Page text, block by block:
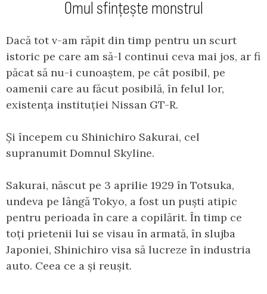
Omul sfințește monstrul
Dacă tot v-am răpit din timp pentru un scurt
istoric pe care am să-l continui ceva mai jos, ar fi
păcat să nu-i cunoaștem, pe cât posibil, pe
oamenii care au făcut posibilă, în felul lor,
existența instituției Nissan GT-R.
Și începem cu Shinichiro Sakurai, cel
supranumit Domnul Skyline.
Sakurai, născut pe 3 aprilie 1929 în Totsuka,
undeva pe lângă Tokyo, a fost un puști atipic
pentru perioada în care a copilărit. În timp ce
toți prietenii lui se visau în armată, în slujba
Japoniei, Shinichiro visa să lucreze în industria
auto. Ceea ce a și reușit.